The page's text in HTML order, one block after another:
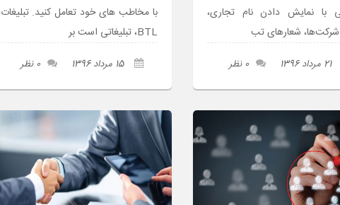
با نمایش دادن نام تجاری،
شرکت‌ها، شعارهای تب
21 مرداد 1396 0 نظر
با مخاطب های خود تعامل کنید. تبلیغات
BTL، تبلیغاتی است بر
0 نظر